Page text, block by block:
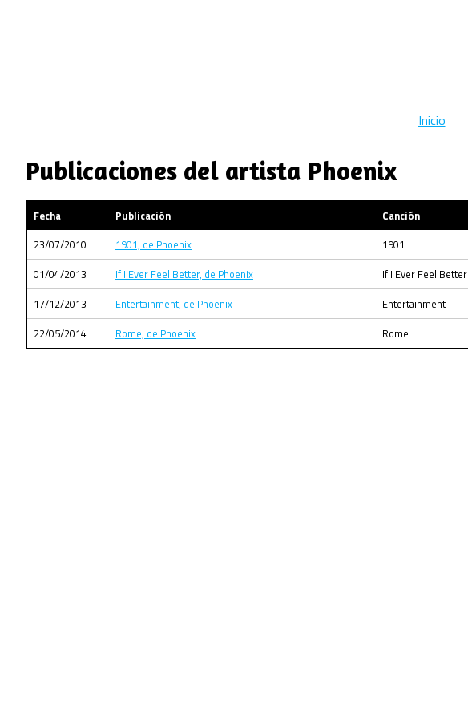
Inicio
Publicaciones del artista Phoenix
Fecha Publicación Canción
23/07/2010
1901, de Phoenix 1901
01/04/2013
If I Ever Feel Better, de Phoenix If I Ever Feel Better
17/12/2013
Entertainment, de Phoenix Entertainment
22/05/2014
Rome, de Phoenix Rome